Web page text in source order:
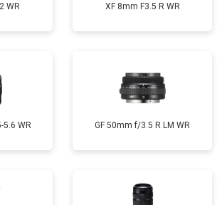
WR XF 8mm F3.5 R WR
5.6 WR GF 50mm f/3.5 R LM WR